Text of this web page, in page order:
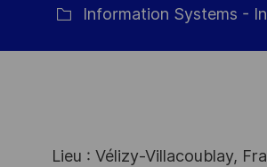
Ort Information Systems -
Lieu : Vélizy-Villacoublay,